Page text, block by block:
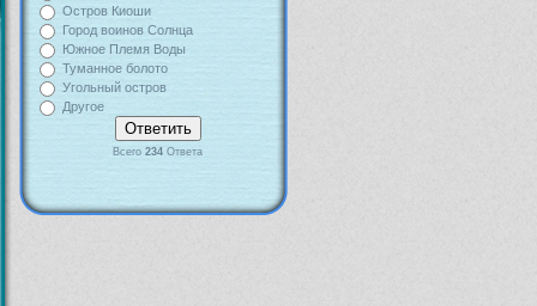
Остров Киоши
Город воинов Солнца
Южное Племя Воды
Туманное болото
Угольный остров
Другое
Всего 234 Ответа